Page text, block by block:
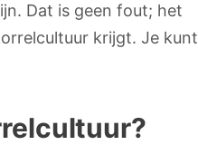
Dat is geen fout; het
krijgt. Je kunt